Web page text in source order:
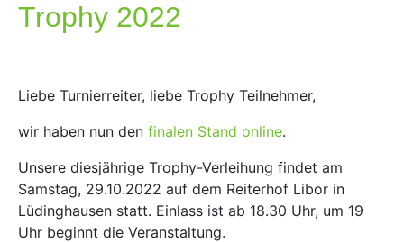
Trophy 2022
Liebe Turnierreiter, liebe Trophy Teilnehmer,
wir haben nun den finalen Stand online.
Unsere diesjährige Trophy-Verleihung findet am
Samstag, 29.10.2022 auf dem Reiterhof Libor in
Lüdinghausen statt. Einlass ist ab 18.30 Uhr, um 19
Uhr beginnt die Veranstaltung.